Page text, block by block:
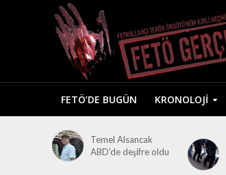
FETÖ’DE BUGÜN KRONOLOJI
Temel Alsancak
ABD’de deşifre oldu